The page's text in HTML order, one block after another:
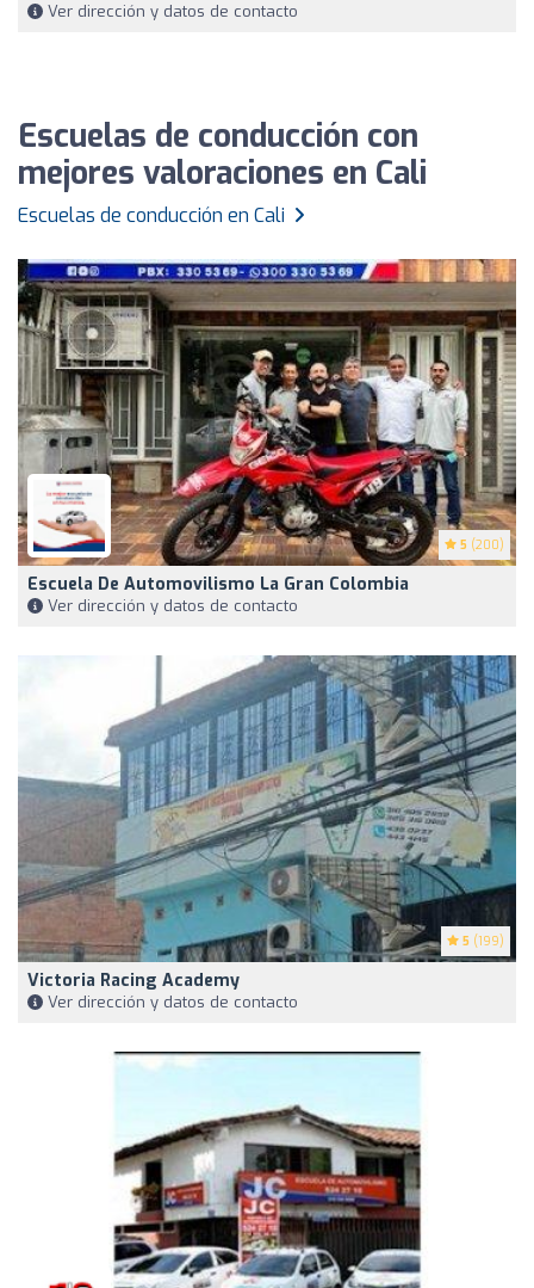
Ver dirección y datos de contacto
Escuelas de conducción con
mejores valoraciones en Cali
Escuelas de conducción en Cali
5 (200)
Escuela De Automovilismo La Gran Colombia
Ver dirección y datos de contacto
5 (199)
Victoria Racing Academy
Ver dirección y datos de contacto